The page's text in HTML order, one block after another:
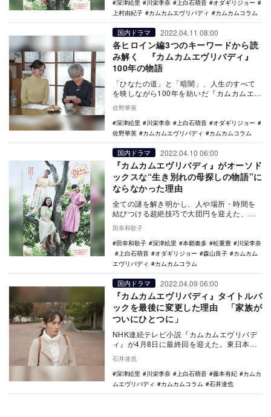
深津絵里 川栄李奈 上白石萌音
オダギリジョー
上村由紀子
カムカムエヴリバディ カムカムコラム
国内ドラマ 2022.04.11 08:00
各ヒロイン編3つのキーワードから読
み解く 『カムカムエヴリバディ』
100年の物語
「ひなたの道」と「暗闇」、人生のすべて
を映しながら100年を紡いだ『カムカムエヴ
迎えた。…
佐野華英
深津絵里
川栄李奈 上白石萌音
オダギリジョー
佐野華英
カムカムエヴリバディ カムカムコラム
国内ドラマ 2022.04.10 06:00
『カムカムエヴリバディ』がオーソド
ックスな“生き別れの母探しの物語”に
ならなかった理由
全ての謎を解き明かし、人や場所・時間を
結びつける超絶技巧で大団円を迎えた、藤
ムエヴリバデ…
田幸和歌子
田幸和歌子
深津絵里 本郷奏多 松重豊
川栄李奈
上白石萌音
オダギリジョー 森山良子
カムカム
エヴリバディ
カムカムコラム
国内ドラマ 2022.04.09 06:00
『カムカムエヴリバディ』タイトルバ
ックを最後に変更した理由 「家族が
ついにひとつに」
NHK連続テレビ小説『カムカムエヴリバデ
ィ』が4月8日に最終回を迎えた。東日本大
震災と向き合い、コロナ禍の現在のその後
が描かれた…
石井達也
深津絵里
川栄李奈 上白石萌音 藤本有紀
カムカ
ムエヴリバディ
カムカムコラム 石井達也